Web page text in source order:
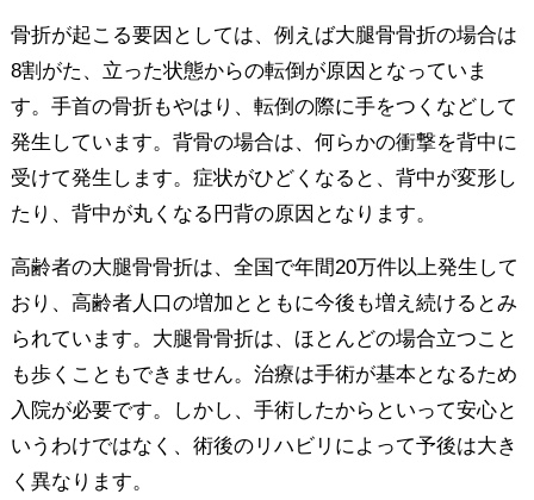
骨折が起こる要因としては、例えば大腿骨骨折の場合は
8割がた、立った状態からの転倒が原因となっていま
す。手首の骨折もやはり、転倒の際に手をつくなどして
発生しています。背骨の場合は、何らかの衝撃を背中に
受けて発生します。症状がひどくなると、背中が変形し
たり、背中が丸くなる円背の原因となります。
高齢者の大腿骨骨折は、全国で年間20万件以上発生して
おり、高齢者人口の増加とともに今後も増え続けるとみ
られています。大腿骨骨折は、ほとんどの場合立つこと
も歩くこともできません。治療は手術が基本となるため
入院が必要です。しかし、手術したからといって安心と
いうわけではなく、術後のリハビリによって予後は大き
く異なります。